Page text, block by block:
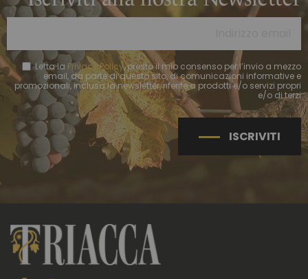
Letta la Privacy Policy, presto il mio consenso per l’invio a mezzo
email, da parte di questo sito, di comunicazioni informative e
promozionali, inclusa la newsletter, riferite a prodotti e/o servizi propri
e/o di terzi
ISCRIVITI